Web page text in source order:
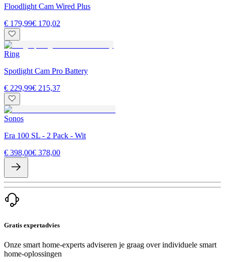
Floodlight Cam Wired Plus
€ 179,99€ 170,02
Ring
Spotlight Cam Pro Battery
€ 229,99€ 215,37
Sonos
Era 100 SL - 2 Pack - Wit
€ 398,00€ 378,00
Gratis expertadvies
Onze smart home-experts adviseren je graag over individuele smart
home-oplossingen